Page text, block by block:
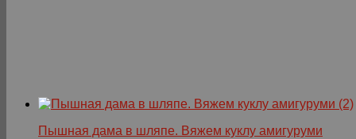
Пышная дама в шляпе. Вяжем куклу амигуруми